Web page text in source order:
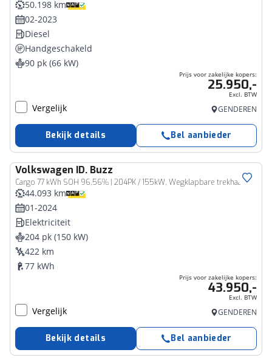
50.198 km
02-2023
Diesel
Handgeschakeld
90 pk (66 kW)
Prijs voor zakelijke kopers:
25.950,-
Excl. BTW
Vergelijk GENDEREN
Bekijk details Bel aanbieder
Volkswagen ID. Buzz
Cargo 77 kWh SOH 96,56% | 204PK / 155kW, Wegklapbare trekhaak, LED Matrix (IQ.Lights), schuifdeuren links & rechts, multimedia pakket plus (navigatie, DAB+, draadloze telefoonlader), verwarmbaar multifunctioneel lederen stuurwiel, verwarmbare voorstoelen, verwarmbare voorruit, laadruimte met laadvloer, park assist, achterdeuren, 20" 'Solna' LMV, armleuningen, assistance pakket plus (achteruitrijcamera (rear view), parkeersensoren voor en achter (pdc)),, 2-zone climatronic, navigatie, alarm, spraakbediening etc.
Bedrijfswagen
44.093 km
01-2024
Elektriciteit
204 pk (150 kW)
422 km
77 kWh
Prijs voor zakelijke kopers:
43.950,-
Excl. BTW
Vergelijk GENDEREN
Bekijk details Bel aanbieder